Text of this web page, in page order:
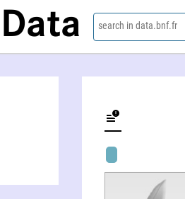
Data search in data.bnf.fr